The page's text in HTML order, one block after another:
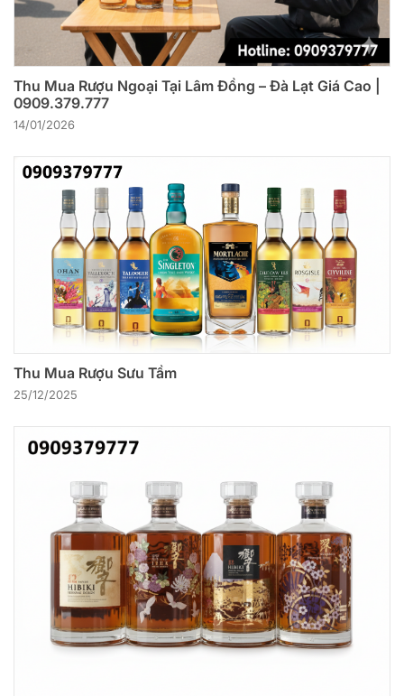
Thu Mua Rượu Ngoại Tại Lâm Đồng – Đà Lạt Giá Cao |
0909.379.777
14/01/2026
Thu Mua Rượu Sưu Tầm
25/12/2025